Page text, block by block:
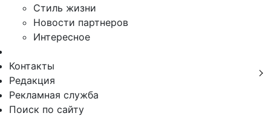
Стиль жизни
Новости партнеров
Интересное
Контакты
Редакция
Рекламная служба
Поиск по сайту